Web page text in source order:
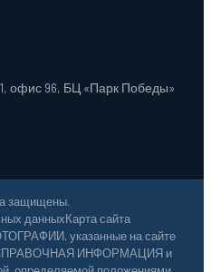
офис 96, БЦ «Парк Победы»
защищены.
данныхКарта сайта
указанные на сайте
СПРАВОЧНАЯ ИНФОРМАЦИЯ и